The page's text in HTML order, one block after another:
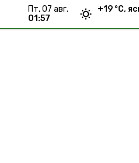
пт, 07 авг.
01:57
+19 °С,